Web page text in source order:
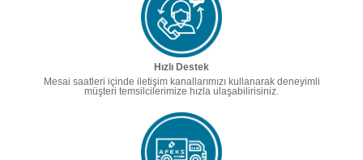
Hızlı Destek
Mesai saatleri içinde iletişim kanallarımızı kullanarak deneyimli
müşteri temsilcilerimize hızla ulaşabilirisiniz.